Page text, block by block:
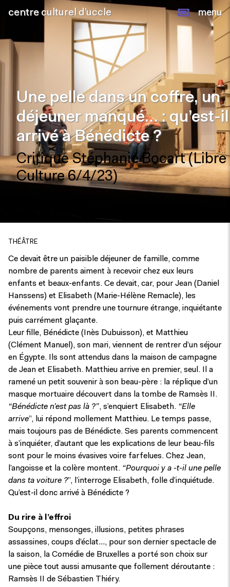
centre culturel d’uccle menu
Une pelle dans un coffre, un
déjeuner manqué… : qu’est-il
arrivé à Bénédicte ?
Critique Stéphanie Bocart (Libre
Culture 6/4/23)
THÉÂTRE
Ce devait être un paisible déjeuner de famille, comme
nombre de parents aiment à recevoir chez eux leurs
enfants et beaux-enfants. Ce devait, car, pour Jean (Daniel
Hanssens) et Elisabeth (Marie-Hélène Remacle), les
événements vont prendre une tournure étrange, inquiétante
puis carrément glaçante.
Leur fille, Bénédicte (Inès Dubuisson), et Matthieu
(Clément Manuel), son mari, viennent de rentrer d’un séjour
en Égypte. Ils sont attendus dans la maison de campagne
de Jean et Elisabeth. Matthieu arrive en premier, seul. Il a
ramené un petit souvenir à son beau-père : la réplique d’un
masque mortuaire découvert dans la tombe de Ramsès II.
“Bénédicte n’est pas là ?”, s’enquiert Elisabeth. “Elle
arrive”, lui répond mollement Matthieu. Le temps passe,
mais toujours pas de Bénédicte. Ses parents commencent
à s’inquiéter, d’autant que les explications de leur beau-fils
sont pour le moins évasives voire farfelues. Chez Jean,
l’angoisse et la colère montent. “Pourquoi y a -t-il une pelle
dans ta voiture ?”, l’interroge Elisabeth, folle d’inquiétude.
Qu’est-il donc arrivé à Bénédicte ?
Du rire à l’effroi
Soupçons, mensonges, illusions, petites phrases
assassines, coups d’éclat…, pour son dernier spectacle de
la saison, la Comédie de Bruxelles a porté son choix sur
une pièce tout aussi amusante que follement déroutante :
Ramsès II de Sébastien Thiéry.